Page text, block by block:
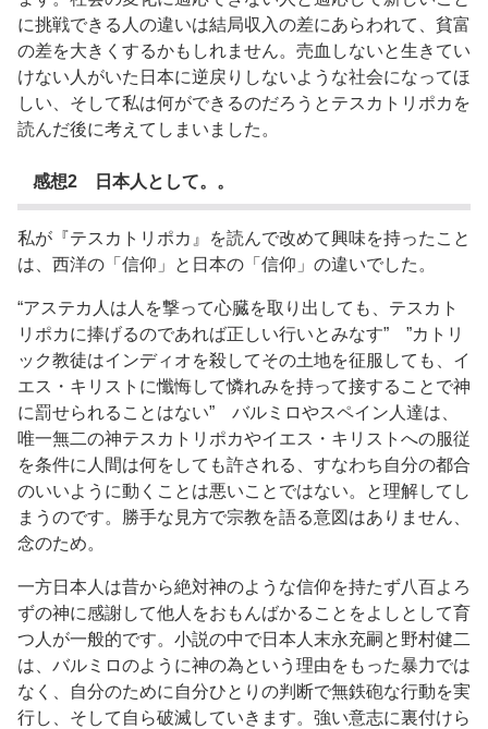
に挑戦できる人の違いは結局収入の差にあらわれて、貧富
の差を大きくするかもしれません。売血しないと生きてい
けない人がいた日本に逆戻りしないような社会になってほ
しい、そして私は何ができるのだろうとテスカトリポカを
読んだ後に考えてしまいました。
感想2 日本人として。。
私が『テスカトリポカ』を読んで改めて興味を持ったこと
は、西洋の「信仰」と日本の「信仰」の違いでした。
“アステカ人は人を撃って心臓を取り出しても、テスカト
リポカに捧げるのであれば正しい行いとみなす” ”カトリ
ック教徒はインディオを殺してその土地を征服しても、イ
エス・キリストに懺悔して憐れみを持って接することで神
に罰せられることはない” バルミロやスペイン人達は、
唯一無二の神テスカトリポカやイエス・キリストへの服従
を条件に人間は何をしても許される、すなわち自分の都合
のいいように動くことは悪いことではない。と理解してし
まうのです。勝手な見方で宗教を語る意図はありません、
念のため。
一方日本人は昔から絶対神のような信仰を持たず八百よろ
ずの神に感謝して他人をおもんばかることをよしとして育
つ人が一般的です。小説の中で日本人末永充嗣と野村健二
は、バルミロのように神の為という理由をもった暴力では
なく、自分のために自分ひとりの判断で無鉄砲な行動を実
行し、そして自ら破滅していきます。強い意志に裏付けら